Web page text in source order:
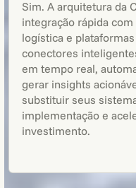
Sim. A arquitetura da
integração rápida
logística e
conectores
em tempo real,
gerar insights
substituir seus
implementação e
investimento.